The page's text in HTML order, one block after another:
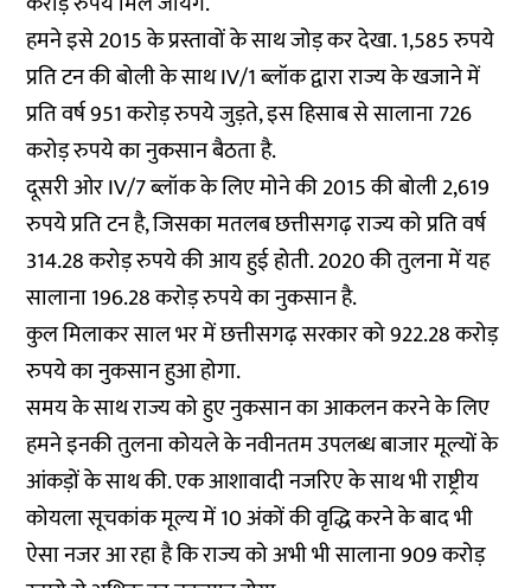
हमने इसे 2015 के प्रस्तावों के साथ जोड़ कर देखा. 1,585 रुपये
प्रति टन की बोली के साथ IV/1 ब्लॉक द्वारा राज्य के खजाने में
प्रति वर्ष 951 करोड़ रुपये जुड़ते, इस हिसाब से सालाना 726
करोड़ रुपये का नुकसान बैठता है.
दूसरी ओर IV/7 ब्लॉक के लिए मोने की 2015 की बोली 2,619
रुपये प्रति टन है, जिसका मतलब छत्तीसगढ़ राज्य को प्रति वर्ष
314.28 करोड़ रुपये की आय हुई होती. 2020 की तुलना में यह
सालाना 196.28 करोड़ रुपये का नुकसान है.
कुल मिलाकर साल भर में छत्तीसगढ़ सरकार को 922.28 करोड़
रुपये का नुकसान हुआ होगा.
समय के साथ राज्य को हुए नुकसान का आकलन करने के लिए
हमने इनकी तुलना कोयले के नवीनतम उपलब्ध बाजार मूल्यों के
आंकड़ों के साथ की. एक आशावादी नजरिए के साथ भी राष्ट्रीय
कोयला सूचकांक मूल्य में 10 अंकों की वृद्धि करने के बाद भी
ऐसा नजर आ रहा है कि राज्य को अभी भी सालाना 909 करोड़